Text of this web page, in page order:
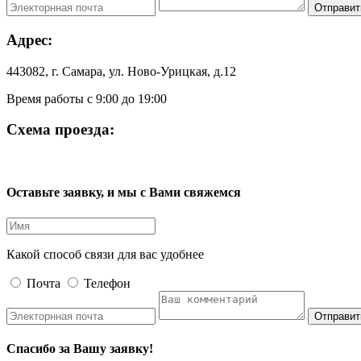
Адрес:
443082, г. Самара, ул. Ново-Урицкая, д.12
Время работы с 9:00 до 19:00
Схема проезда:
Оставьте заявку, и мы с Вами свяжемся
Какой способ связи для вас удобнее
Почта Телефон
Спасибо за Вашу заявку!